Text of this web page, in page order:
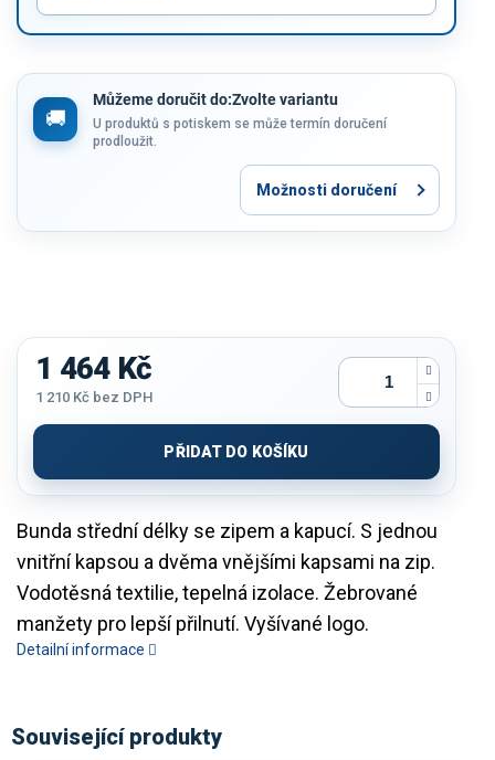
Můžeme doručit do:Zvolte variantu
U produktů s potiskem se může termín doručení
prodloužit.
Možnosti doručení
Bunda střední délky se zipem a kapucí. S jednou
vnitřní kapsou a dvěma vnějšími kapsami na zip.
Vodotěsná textilie, tepelná izolace. Žebrované
manžety pro lepší přilnutí. Vyšívané logo.
Detailní informace
1 464 Kč
1 210 Kč bez DPH
cena:
PŘIDAT DO KOŠÍKU
Související produkty